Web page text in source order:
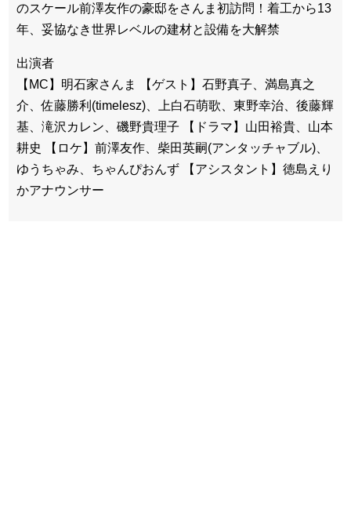
のスケール前澤友作の豪邸をさんま初訪問！着工から13
年、妥協なき世界レベルの建材と設備を大解禁
出演者
【MC】明石家さんま 【ゲスト】石野真子、満島真之
介、佐藤勝利(timelesz)、上白石萌歌、東野幸治、後藤輝
基、滝沢カレン、磯野貴理子 【ドラマ】山田裕貴、山本
耕史 【ロケ】前澤友作、柴田英嗣(アンタッチャブル)、
ゆうちゃみ、ちゃんぴおんず 【アシスタント】徳島えり
かアナウンサー